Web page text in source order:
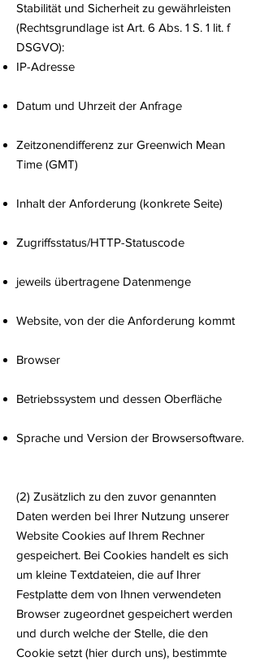
Stabilität und Sicherheit zu gewährleisten
(Rechtsgrundlage ist Art. 6 Abs. 1 S. 1 lit. f
DSGVO):
IP-Adresse
Datum und Uhrzeit der Anfrage
Zeitzonendifferenz zur Greenwich Mean
Time (GMT)
Inhalt der Anforderung (konkrete Seite)
Zugriffsstatus/HTTP-Statuscode
jeweils übertragene Datenmenge
Website, von der die Anforderung kommt
Browser
Betriebssystem und dessen Oberfläche
Sprache und Version der Browsersoftware.
(2) Zusätzlich zu den zuvor genannten
Daten werden bei Ihrer Nutzung unserer
Website Cookies auf Ihrem Rechner
gespeichert. Bei Cookies handelt es sich
um kleine Textdateien, die auf Ihrer
Festplatte dem von Ihnen verwendeten
Browser zugeordnet gespeichert werden
und durch welche der Stelle, die den
Cookie setzt (hier durch uns), bestimmte